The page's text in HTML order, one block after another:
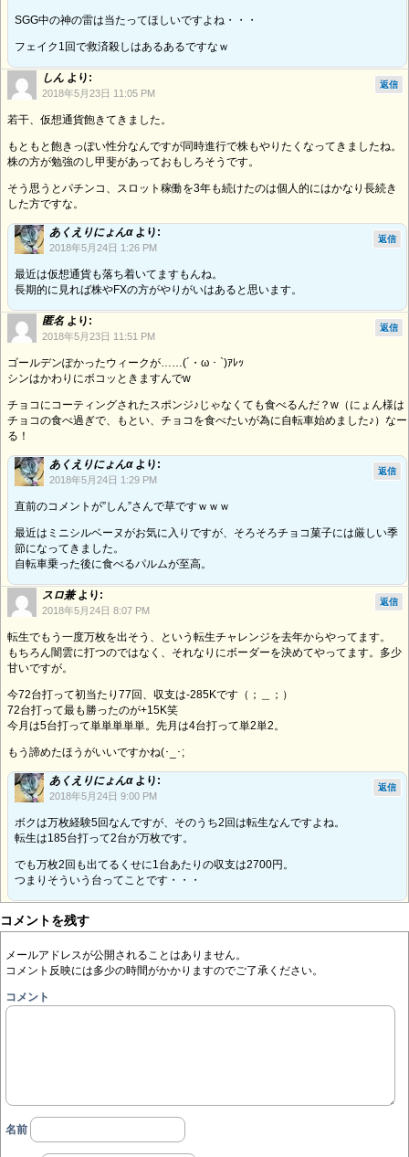
SGG中の神の雷は当たってほしいですよね・・・
フェイク1回で救済殺しはあるあるですなｗ
しん より:
2018年5月23日 11:05 PM
若干、仮想通貨飽きてきました。
もともと飽きっぽい性分なんですが同時進行で株もやりたくなってきましたね。
株の方が勉強のし甲斐があっておもしろそうです。
そう思うとパチンコ、スロット稼働を3年も続けたのは個人的にはかなり長続き
した方ですな。
返信
あくえりにょんα より:
2018年5月24日 1:26 PM
最近は仮想通貨も落ち着いてますもんね。
長期的に見れば株やFXの方がやりがいはあると思います。
返信
匿名 より:
2018年5月23日 11:51 PM
ゴールデンぽかったウィークが……(´・ω・`)ｱﾚｯ
シンはかわりにボコッときますんでw
チョコにコーティングされたスポンジ♪じゃなくても食べるんだ？w（にょん様は
チョコの食べ過ぎで、もとい、チョコを食べたいが為に自転車始めました♪）なー
る！
返信
あくえりにょんα より:
2018年5月24日 1:29 PM
直前のコメントが”しん”さんで草ですｗｗｗ
最近はミニシルベーヌがお気に入りですが、そろそろチョコ菓子には厳しい季
節になってきました。
自転車乗った後に食べるパルムが至高。
返信
スロ兼 より:
2018年5月24日 8:07 PM
転生でもう一度万枚を出そう、という転生チャレンジを去年からやってます。
もちろん闇雲に打つのではなく、それなりにボーダーを決めてやってます。多少
甘いですが。
今72台打って初当たり77回、収支は-285Kです（；＿；）
72台打って最も勝ったのが+15K笑
今月は5台打って単単単単単。先月は4台打って単2単2。
もう諦めたほうがいいですかね(･_･;
返信
あくえりにょんα より:
2018年5月24日 9:00 PM
ボクは万枚経験5回なんですが、そのうち2回は転生なんですよね。
転生は185台打って2台が万枚です。
でも万枚2回も出てるくせに1台あたりの収支は2700円。
つまりそういう台ってことです・・・
返信
コメントを残す
メールアドレスが公開されることはありません。
コメント反映には多少の時間がかかりますのでご了承ください。
コメント
名前